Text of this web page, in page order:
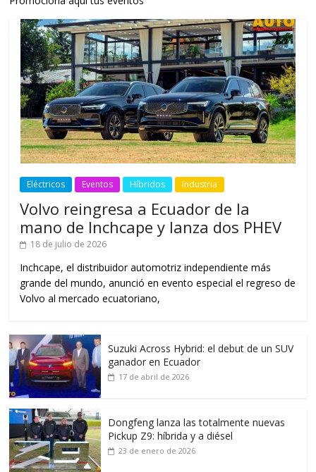
Eléctricos Eventos Híbridos Industria
Volvo reingresa a Ecuador de la
mano de Inchcape y lanza dos PHEV
18 de julio de 2026
Inchcape, el distribuidor automotriz independiente más
grande del mundo, anunció en evento especial el regreso de
Volvo al mercado ecuatoriano,
Suzuki Across Hybrid: el debut de un SUV
ganador en Ecuador
17 de abril de 2026
Dongfeng lanza las totalmente nuevas
Pickup Z9: híbrida y a diésel
23 de enero de 2026